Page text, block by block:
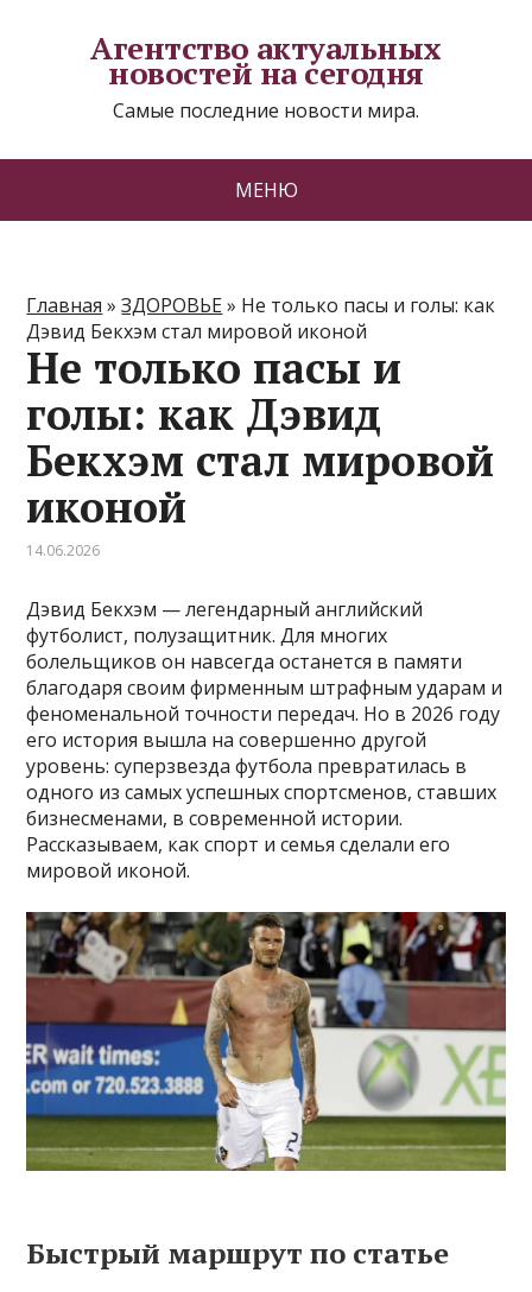
Агентство актуальных
новостей на сегодня
Самые последние новости мира.
МЕНЮ
Главная »ЗДОРОВЬЕ» Не только пасы и голы: как
Дэвид Бекхэм стал мировой иконой
Не только пасы и
голы: как Дэвид
Бекхэм стал мировой
иконой
14.06.2026
Дэвид Бекхэм — легендарный английский
футболист, полузащитник. Для многих
болельщиков он навсегда останется в памяти
благодаря своим фирменным штрафным ударам и
феноменальной точности передач. Но в 2026 году
его история вышла на совершенно другой
уровень: суперзвезда футбола превратилась в
одного из самых успешных спортсменов, ставших
бизнесменами, в современной истории.
Рассказываем, как спорт и семья сделали его
мировой иконой.
Быстрый маршрут по статье